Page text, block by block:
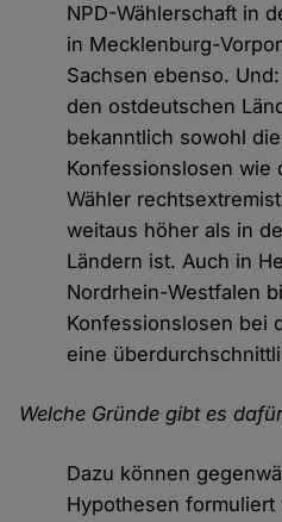
NPD-Wählerschaft in
in Mecklenburg-
Sachsen ebenso.
den ostdeutschen
bekanntlich sowohl
Konfessionslosen wie
Wähler
weitaus höher als in
Ländern ist. Auch in
Nordrhein-Westfalen
Konfessionslosen bei
eine
Welche Gründe gibt es
Dazu können
Hypothesen